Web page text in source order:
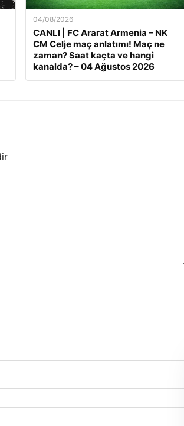
04/08/2026
CANLI | FC Ararat Armenia – NK
CM Celje maç anlatımı! Maç ne
zaman? Saat kaçta ve hangi
kanalda? – 04 Ağustos 2026